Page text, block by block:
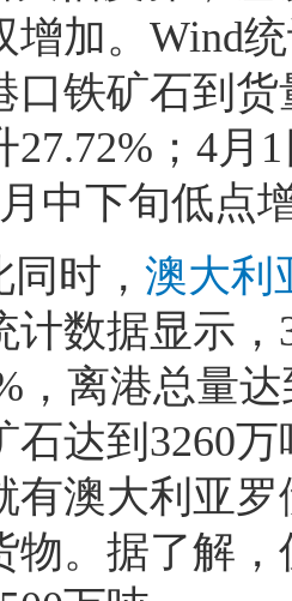
增加。Wind
口铁矿石到
27.72%；4月
中下旬低点
时， 澳大利
计数据显示
，离港总量
石达到3260
有澳大利亚
物。据了解